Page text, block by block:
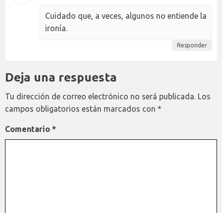
Cuidado que, a veces, algunos no entiende la
ironía.
Responder
Deja una respuesta
Tu dirección de correo electrónico no será publicada. Los
campos obligatorios están marcados con *
Comentario *